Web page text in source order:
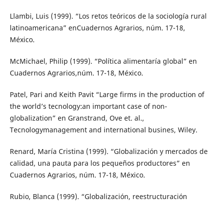
Llambi, Luis (1999). “Los retos teóricos de la sociología rural
latinoamericana” enCuadernos Agrarios, núm. 17-18,
México.
McMichael, Philip (1999). “Política alimentaría global” en
Cuadernos Agrarios,núm. 17-18, México.
Patel, Pari and Keith Pavit “Large firms in the production of
the world’s tecnology:an important case of non-
globalization” en Granstrand, Ove et. al.,
Tecnologymanagement and international busines, Wiley.
Renard, María Cristina (1999). “Globalización y mercados de
calidad, una pauta para los pequeños productores” en
Cuadernos Agrarios, núm. 17-18, México.
Rubio, Blanca (1999). “Globalización, reestructuración